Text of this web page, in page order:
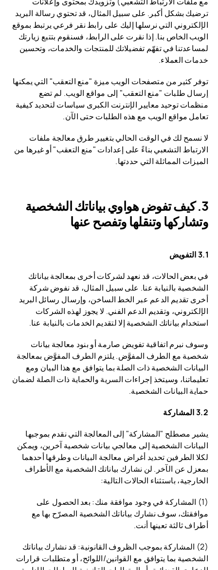
ترضيك بشكل أكبر. على سبيل المثال، قد تحتوي رسالة البريد
الإلكتروني التي نرسلها إليك على رابط نقر فرعي يرتبط بموقع
الويب الخاص بنا. إذا نقرت على الرابط، فسنقوم بتتبع زيارتك
لمساعدتنا في تفهّم تفضيلاتك للمنتجات والخدمات، وتحسين
خدمات العملاء.
توفر كثير من متصفحات الويب ميزة "منع التعقب" التي يمكنها
إرسال طلبات "منع التعقب" إلى مواقع الويب. لم تضع
منظمات توحيد معايير الإنترنت الكبرى سياسات لتحديد كيفية
تعامل مواقع الويب مع هذه الطلبات حتى الآن.
لا نسمح لك في الوقت الحالي بتغيير طرق معالجة ملفات
الارتباط التشعبي بناءً على إعدادات "منع التعقب" أو غيرها من
الميزات المماثلة التي حددتها.
كيف تفوض هواوي بياناتك الشخصية
وتشاركها وتنقلها وتفصح عنها
3.1 التفويض
في بعض الحالات، قد نعهد لشركات أخرى بمعالجة بياناتك
الشخصية بالنيابة عنا. على سبيل المثال، قد نفوض شركة
أخرى تقديم الدعم عبر الخط الساخن، وإرسال رسائل البريد
الإلكتروني، وتقديم الدعم الفني. لا يجوز لهذه الشركات
استخدام بياناتك الشخصية إلا لتقديم الخدمات بالنيابة عنا.
وسوف نبرم اتفاقية تفويض صارمة أو بنود معالجة بيانات
شخصية مع الطرف المفوَّض. يلتزم الطرف المفوَّض بمعالجة
البيانات الشخصية ذات الصلة بما يتوافق مع هذا البيان ومع
تعليماتنا، وسيتخذ إجراءات السرية والحماية ذات الصلة لضمان
حماية البيانات الشخصية.
3.2 المشاركة
يشير مصطلح "المشاركة" إلى المعالجة التي نقدم بموجبها
البيانات الشخصية إلى معالجي بيانات شخصية آخرين، ويمكن
لكلا الطرفين تحديد أغراض معالجة البيانات وطرقها أحدهما
بمعزل عن الآخر. لن نشارك بياناتك الشخصية مع الأطراف
الخارجية، باستثناء الحالات التالية:
(1) المشاركة في وجود موافقة منك: بعد الحصول على
موافقتك، سوف نشارك بياناتك الشخصية المصرّح بها مع
أطراف ثالثة تعينها أنت.
(2) المشاركة بموجب الظروف القانونية: قد نشارك بياناتك
الشخصية بما يتوافق مع القوانين/اللوائح، أو متطلبات قرارات